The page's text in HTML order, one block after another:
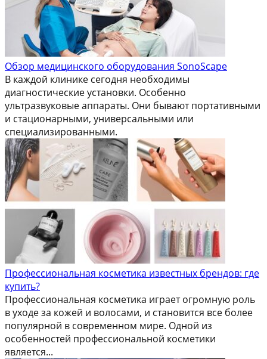
Обзор медицинского оборудования SonoScape
В каждой клинике сегодня необходимы
диагностические установки. Особенно
ультразвуковые аппараты. Они бывают портативными
и стационарными, универсальными или
специализированными.
Профессиональная косметика известных брендов: где
купить?
Профессиональная косметика играет огромную роль
в уходе за кожей и волосами, и становится все более
популярной в современном мире. Одной из
особенностей профессиональной косметики
является...